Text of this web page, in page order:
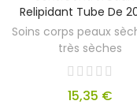
Relipidant Tube De
Soins corps peaux
très sèches
15,35 €